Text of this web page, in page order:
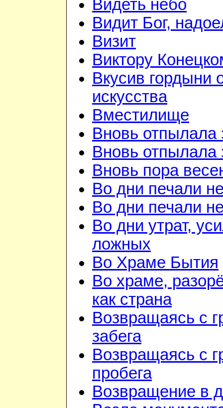
Видеть небо
Видит Бог,
Визит
Виктору
Вкусив гордыни
искусства
Вместилище
Вновь отпылала
Вновь отпылала
Вновь пора
Во дни печали
Во дни печали
Во дни утрат,
ложных
Во Храме Бытия
Во храме,
как страна
Возвращаясь с
забега
Возвращаясь с
пробега
Возвращение в